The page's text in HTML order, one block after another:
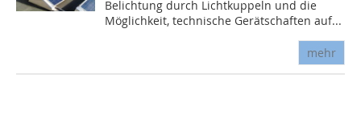
Belichtung durch Lichtkuppeln und die
Möglichkeit, technische Gerätschaften auf...
mehr